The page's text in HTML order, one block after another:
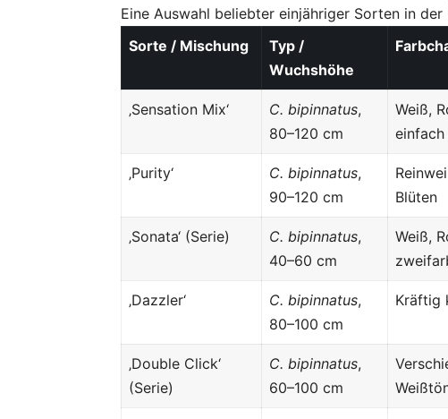
Eine Auswahl beliebter einjähriger Sorten in der
Sorte / Mischung
Typ /
Wuchshöhe
‚Sensation Mix‘ C. bipinnatus,
80–120 cm
Weiß,
einfach
‚Purity‘ C. bipinnatus,
90–120 cm
Blüten
‚Sonata‘ (Serie) C. bipinnatus,
40–60 cm
Weiß,
‚Dazzler‘ C. bipinnatus,
80–100 cm
Kräftig
‚Double Click‘
(Serie)
C. bipinnatus,
60–100 cm